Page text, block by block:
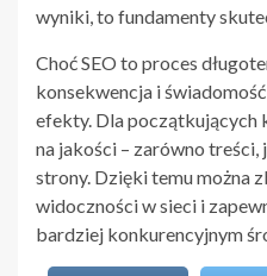
wyniki, to fundamenty
Choć SEO to proces
konsekwencja i
efekty. Dla początkujących
na jakości – zarówno
strony. Dzięki temu można
widoczności w sieci i
bardziej konkurencyjnym